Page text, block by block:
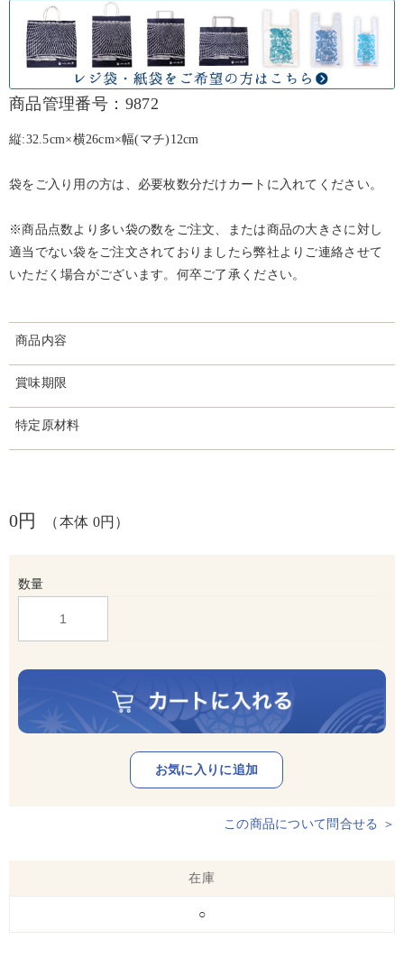
商品管理番号：9872
縦:32.5cm×横26cm×幅(マチ)12cm
袋をご入り用の方は、必要枚数分だけカートに入れてください。
※商品点数より多い袋の数をご注文、または商品の大きさに対し
適当でない袋をご注文されておりましたら弊社よりご連絡させて
いただく場合がございます。何卒ご了承ください。
商品内容
賞味期限
特定原材料
0円 （本体 0円）
数量
この商品について問合せる ＞
在庫
○